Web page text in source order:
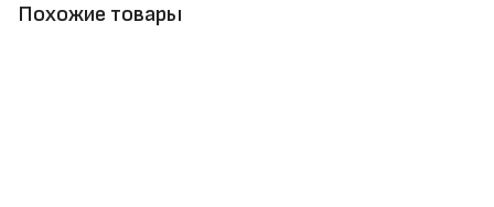
Похожие товары